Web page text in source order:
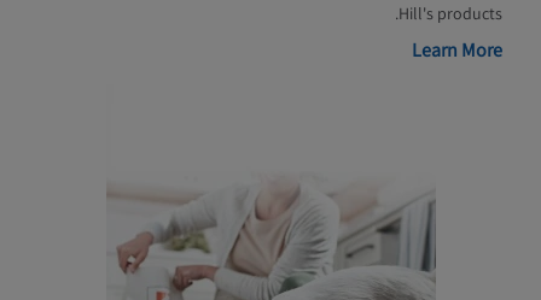
Hill's products.
Learn More